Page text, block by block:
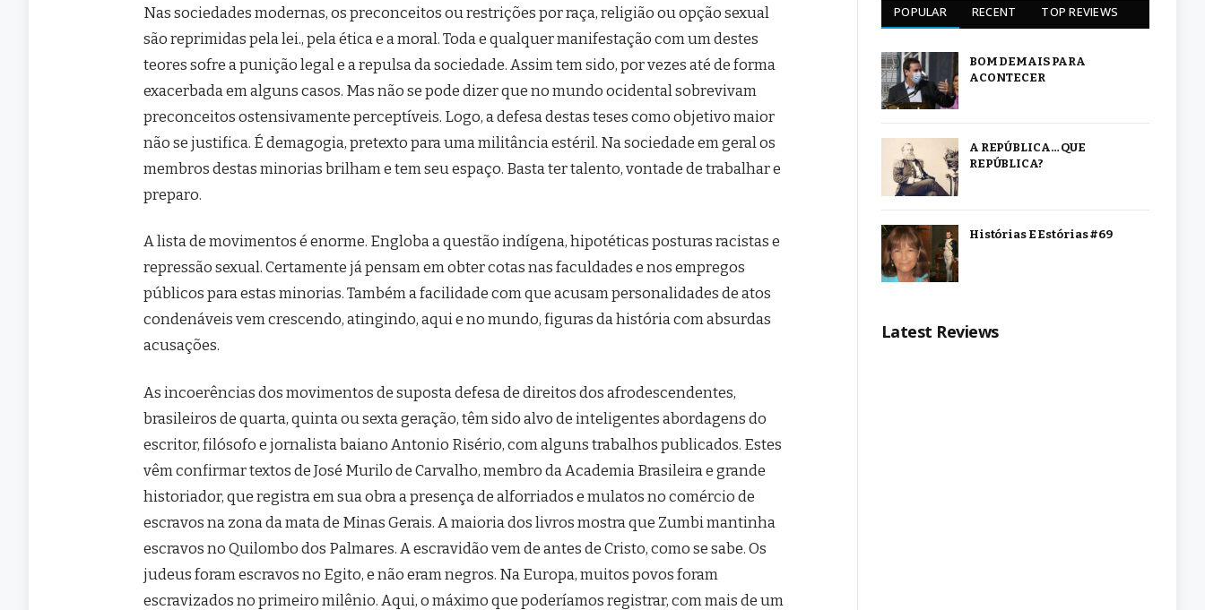
Nas sociedades modernas, os preconceitos ou restrições por raça, religião ou opção sexual
são reprimidas pela lei., pela ética e a moral. Toda e qualquer manifestação com um destes
teores sofre a punição legal e a repulsa da sociedade. Assim tem sido, por vezes até de forma
exacerbada em alguns casos. Mas não se pode dizer que no mundo ocidental sobrevivam
preconceitos ostensivamente perceptíveis. Logo, a defesa destas teses como objetivo maior
não se justifica. É demagogia, pretexto para uma militância estéril. Na sociedade em geral os
membros destas minorias brilham e tem seu espaço. Basta ter talento, vontade de trabalhar e
preparo.
A lista de movimentos é enorme. Engloba a questão indígena, hipotéticas posturas racistas e
repressão sexual. Certamente já pensam em obter cotas nas faculdades e nos empregos
públicos para estas minorias. Também a facilidade com que acusam personalidades de atos
condenáveis vem crescendo, atingindo, aqui e no mundo, figuras da história com absurdas
acusações.
As incoerências dos movimentos de suposta defesa de direitos dos afrodescendentes,
brasileiros de quarta, quinta ou sexta geração, têm sido alvo de inteligentes abordagens do
escritor, filósofo e jornalista baiano Antonio Risério, com alguns trabalhos publicados. Estes
vêm confirmar textos de José Murilo de Carvalho, membro da Academia Brasileira e grande
historiador, que registra em sua obra a presença de alforriados e mulatos no comércio de
escravos na zona da mata de Minas Gerais. A maioria dos livros mostra que Zumbi mantinha
escravos no Quilombo dos Palmares. A escravidão vem de antes de Cristo, como se sabe. Os
judeus foram escravos no Egito, e não eram negros. Na Europa, muitos povos foram
escravizados no primeiro milênio. Aqui, o máximo que poderíamos registrar, com mais de um
POPULAR RECENT TOP REVIEWS
BOM DEMAIS PARA
ACONTECER
A REPÚBLICA… QUE
REPÚBLICA?
Histórias E Estórias #69
Latest Reviews